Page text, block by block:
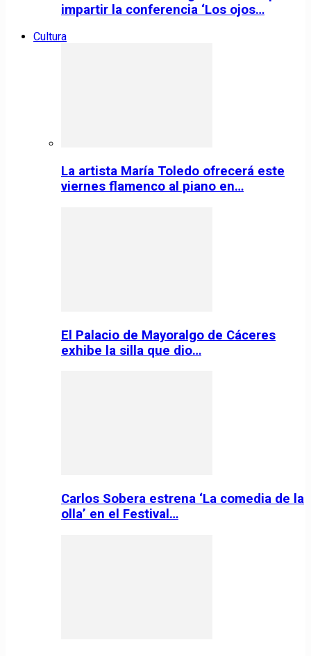
impartir la conferencia ‘Los ojos…
Cultura
La artista María Toledo ofrecerá este
viernes flamenco al piano en…
El Palacio de Mayoralgo de Cáceres
exhibe la silla que dio…
Carlos Sobera estrena ‘La comedia de la
olla’ en el Festival…